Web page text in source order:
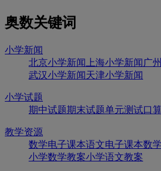
奥数关键词
小学新闻
北京小学新闻
上海小学新闻 广
武汉小学新闻 天津小学新闻
小学试题
期中试题期末试题单元测试口
教学资源
数学电子课本语文电子课本数
小学数学教案小学语文教案